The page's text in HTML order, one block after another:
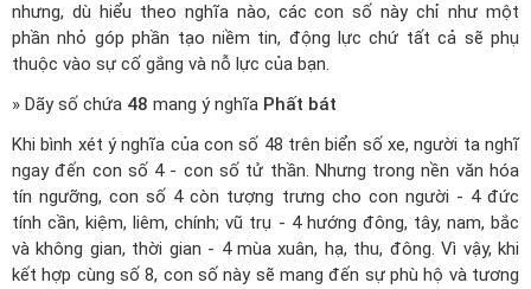
nhưng, dù hiểu theo nghĩa nào, các con số này chỉ như một
phần nhỏ góp phần tạo niềm tin, động lực chứ tất cả sẽ phụ
thuộc vào sự cố gắng và nỗ lực của bạn.
» Dãy số chứa 48 mang ý nghĩa Phất bát
Khi bình xét ý nghĩa của con số 48 trên biển số xe, người ta nghĩ
ngay đến con số 4 - con số tử thần. Nhưng trong nền văn hóa
tín ngưỡng, con số 4 còn tượng trưng cho con người - 4 đức
tính cần, kiệm, liêm, chính; vũ trụ - 4 hướng đông, tây, nam, bắc
và không gian, thời gian - 4 mùa xuân, hạ, thu, đông. Vì vậy, khi
kết hợp cùng số 8, con số này sẽ mang đến sự phù hộ và tương